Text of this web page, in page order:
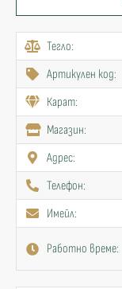
Тегло:
Артикулен код:
Карат:
Mагазин:
Адрес:
Телефон:
Имейл:
Работно време: